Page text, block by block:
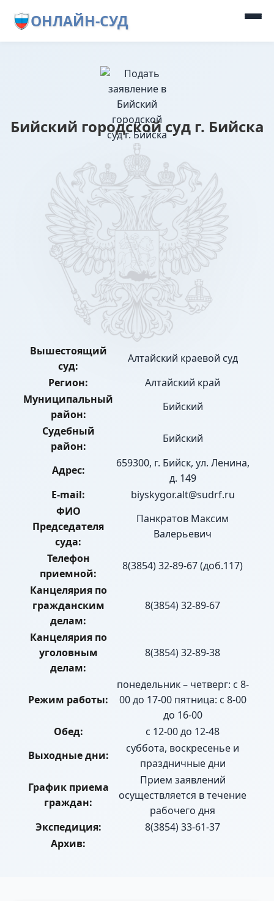
ОНЛАЙН-СУД
Бийский городской суд г. Бийска
Вышестоящий
суд:
Алтайский краевой суд
Регион:
Алтайский край
Муниципальный
район:
Бийский
Судебный
район:
Бийский
Адрес:
659300, г. Бийск, ул. Ленина,
д. 149
E-mail:
biyskygor.alt@sudrf.ru
ФИО
Председателя
суда:
Панкратов Максим
Валерьевич
Телефон
приемной:
8(3854) 32-89-67 (доб.117)
Канцелярия по
гражданским
делам:
8(3854) 32-89-67
Канцелярия по
уголовным
делам:
8(3854) 32-89-38
Режим работы:
понедельник – четверг: с 8-
00 до 17-00 пятница: с 8-00
до 16-00
Обед:
с 12-00 до 12-48
Выходные дни:
суббота, воскресенье и
праздничные дни
График приема
граждан:
Прием заявлений
осуществляется в течение
рабочего дня
Экспедиция:
8(3854) 33-61-37
Архив: